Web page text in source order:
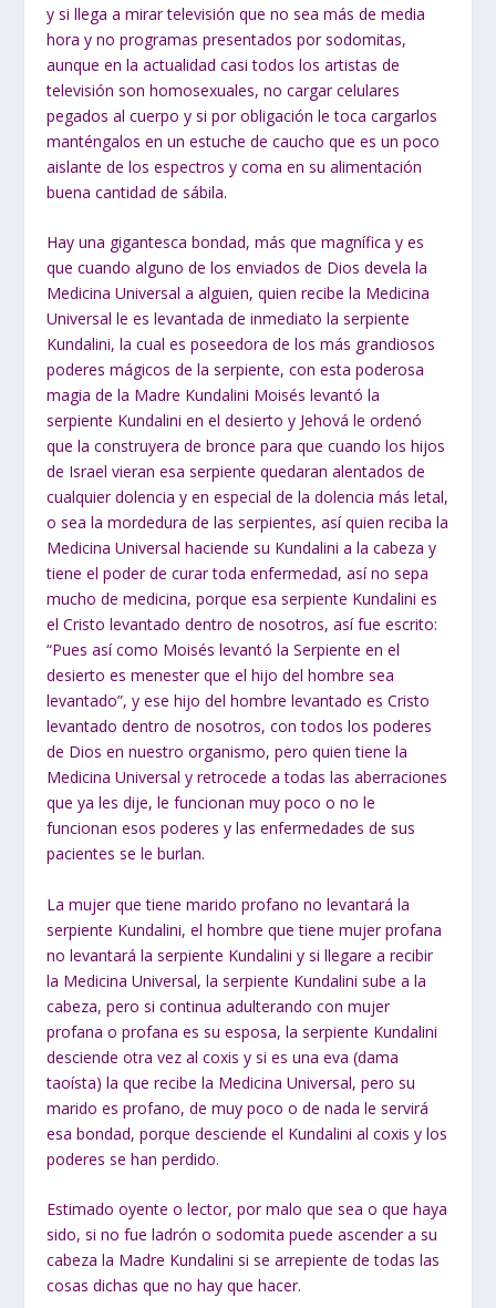
y si llega a mirar televisión que no sea más de media
hora y no programas presentados por sodomitas,
aunque en la actualidad casi todos los artistas de
televisión son homosexuales, no cargar celulares
pegados al cuerpo y si por obligación le toca cargarlos
manténgalos en un estuche de caucho que es un poco
aislante de los espectros y coma en su alimentación
buena cantidad de sábila.
Hay una gigantesca bondad, más que magnífica y es
que cuando alguno de los enviados de Dios devela la
Medicina Universal a alguien, quien recibe la Medicina
Universal le es levantada de inmediato la serpiente
Kundalini, la cual es poseedora de los más grandiosos
poderes mágicos de la serpiente, con esta poderosa
magia de la Madre Kundalini Moisés levantó la
serpiente Kundalini en el desierto y Jehová le ordenó
que la construyera de bronce para que cuando los hijos
de Israel vieran esa serpiente quedaran alentados de
cualquier dolencia y en especial de la dolencia más letal,
o sea la mordedura de las serpientes, así quien reciba la
Medicina Universal haciende su Kundalini a la cabeza y
tiene el poder de curar toda enfermedad, así no sepa
mucho de medicina, porque esa serpiente Kundalini es
el Cristo levantado dentro de nosotros, así fue escrito:
“Pues así como Moisés levantó la Serpiente en el
desierto es menester que el hijo del hombre sea
levantado”, y ese hijo del hombre levantado es Cristo
levantado dentro de nosotros, con todos los poderes
de Dios en nuestro organismo, pero quien tiene la
Medicina Universal y retrocede a todas las aberraciones
que ya les dije, le funcionan muy poco o no le
funcionan esos poderes y las enfermedades de sus
pacientes se le burlan.
La mujer que tiene marido profano no levantará la
serpiente Kundalini, el hombre que tiene mujer profana
no levantará la serpiente Kundalini y si llegare a recibir
la Medicina Universal, la serpiente Kundalini sube a la
cabeza, pero si continua adulterando con mujer
profana o profana es su esposa, la serpiente Kundalini
desciende otra vez al coxis y si es una eva (dama
taoísta) la que recibe la Medicina Universal, pero su
marido es profano, de muy poco o de nada le servirá
esa bondad, porque desciende el Kundalini al coxis y los
poderes se han perdido.
Estimado oyente o lector, por malo que sea o que haya
sido, si no fue ladrón o sodomita puede ascender a su
cabeza la Madre Kundalini si se arrepiente de todas las
cosas dichas que no hay que hacer.